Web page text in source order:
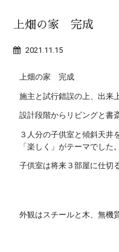
上畑の家 完成
2021.11.15
上畑の家 完成
施主と試行錯誤の上、出来
設計段階からリビングと書
３人分の子供室と傾斜天井
「楽しく」がテーマでした。
子供室は将来３部屋に仕切
外観はスチールと木、無機